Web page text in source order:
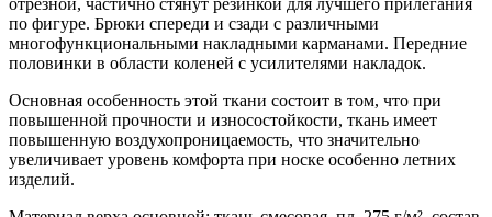
по фигуре. Брюки спереди и сзади с различными
многофункциональными накладными карманами. Передние
половинки в области коленей с усилителями накладок.
Основная особенность этой ткани состоит в том, что при
повышенной прочности и износостойкости, ткань имеет
повышенную воздухопроницаемость, что значительно
увеличивает уровень комфорта при носке особенно летних
изделий.